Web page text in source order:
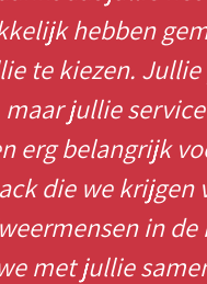
hebben
te kiezen.
jullie
erg belangrijk
die we krijgen
in de
met jullie